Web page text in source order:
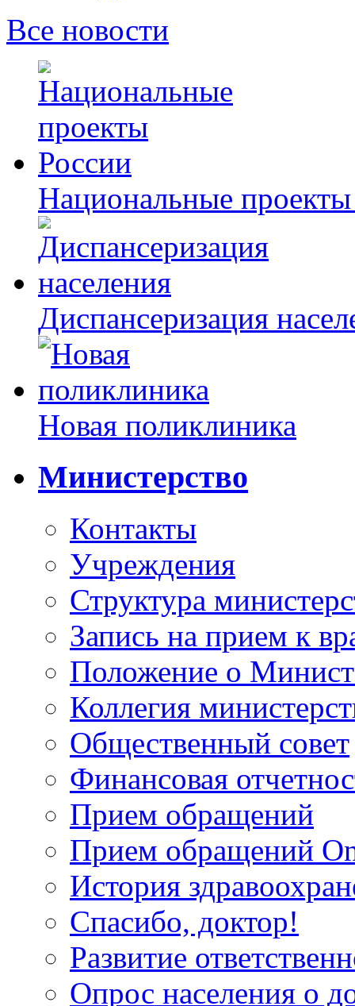
Все новости
Национальные
Диспансеризация
Новая поликлиника
Министерство
Контакты
Учреждения
Структура
Запись на прием к
Положение о
Коллегия
Общественный совет
Финансовая
Прием обращений
Прием обращений
История
Спасибо, доктор!
Развитие
Опрос населения о